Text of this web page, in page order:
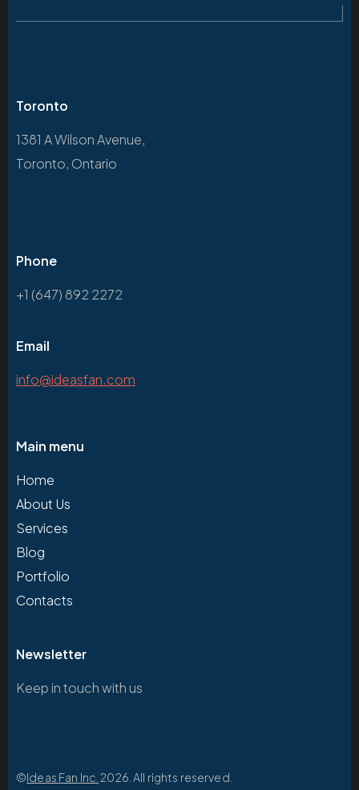
Toronto
1381 A Wilson Avenue,
Toronto, Ontario
Phone
+1 (647) 892 2272
Email
info@ideasfan.com
Main menu
Home
About Us
Services
Blog
Portfolio
Contacts
Newsletter
Keep in touch with us
©Ideas Fan Inc. 2026. All rights reserved.